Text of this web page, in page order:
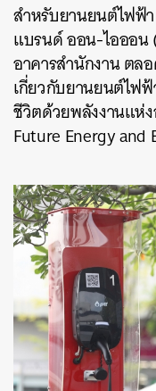
สำหรับยานยนต์ไฟฟ้
แบรนด์ ออน-ไอออน
อาคารสำนักงาน ตล
เกี่ยวกับยานยนต์ไฟ
ชีวิตด้วยพลังงานแห่
Future Energy and